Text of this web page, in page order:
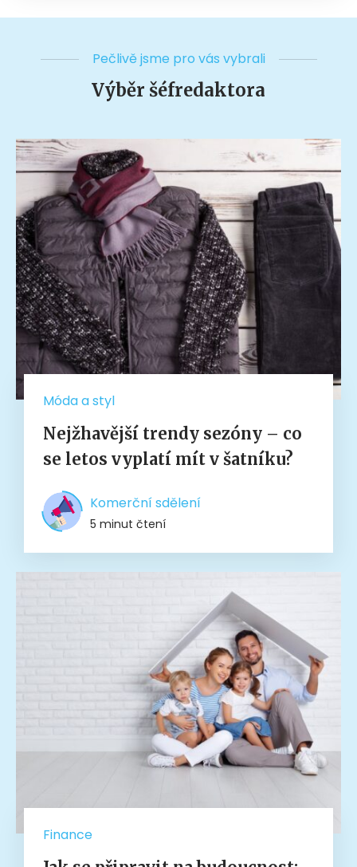
Pečlivě jsme pro vás vybrali
Výběr šéfredaktora
Móda a styl
Nejžhavější trendy sezóny – co
se letos vyplatí mít v šatníku?
Komerční sdělení
5 minut čtení
Finance